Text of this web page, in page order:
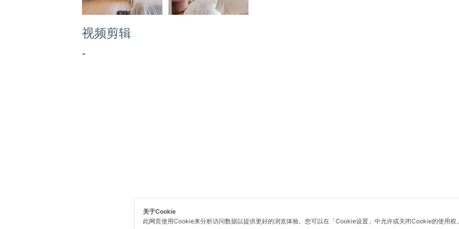
视频剪辑
-
关于Cookie
此网页使用Cookie来分析访问数据以提供更好的浏览体验。您可以在「Cookie设置」中允许或关闭Cookie的使用权。